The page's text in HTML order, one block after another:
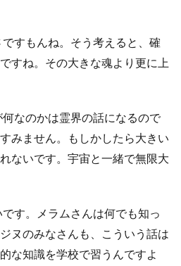
すもんね。そう考えると、確
すね。その大きな魂より更に上
何なのかは霊界の話になるので
みません。もしかしたら大きい
ないです。宇宙と一緒で無限大
す。メラムさんは何でも知っ
ヌのみなさんも、こういう話は
な知識を学校で習うんですよ